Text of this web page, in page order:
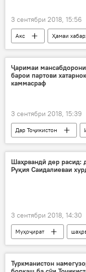
3 сентябри 2018, 15:56
Акс Ҳамаи
Ҷаримаи
барои партови
каммасраф
3 сентябри 2018, 15:39
Дар Тоҷикистон
хатар
партов
Душанбе
Шаҳрвандӣ дер расид:
Руқия Саидалиеваи
3 сентябри 2018, 14:30
Муҳоҷират
Руқия
Дар Русия
Туркманистон